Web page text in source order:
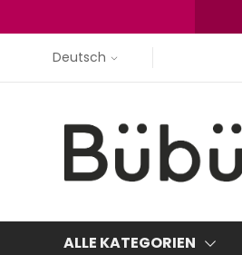
Deutsch
ALLE KATEGORIEN